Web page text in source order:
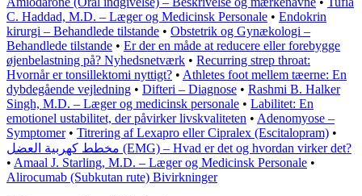
C. Haddad, M.D. – Læger og Medicinsk Personale • Endokrin
kirurgi – Behandlede tilstande • Obstetrik og Gynækologi –
Behandlede tilstande • Er der en måde at reducere eller forebygge
øjenbelastning på? Nyhedsnetværk • Recurring strep throat:
Hvornår er tonsillektomi nyttigt? • Athletes foot mellem tæerne: En
dybdegående vejledning • Difteri – Diagnose • Rashmi B. Halker
Singh, M.D. – Læger og medicinsk personale • Labilitet: En
emotionel ustabilitet, der påvirker livskvaliteten • Adenomyose –
Symptomer• Titrering af Lexapro eller Cipralex (Escitalopram) •
مخطط كهربية العضل (EMG) – Hvad er det og hvordan virker det?
• Amaal J. Starling, M.D. – Læger og Medicinsk Personale •
Alirocumab (Subkutan rute) Bivirkninger